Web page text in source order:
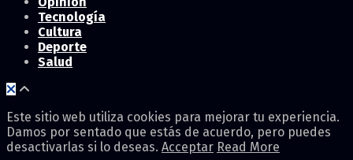
Tecnología
Cultura
Deporte
Salud
Este sitio web utiliza cookies para mejorar tu experiencia.
Damos por sentado que estás de acuerdo, pero puedes
desactivarlas si lo deseas. Acceptar Read More